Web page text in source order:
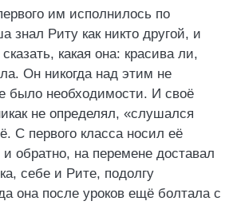
им исполнилось по
знал Риту как никто другой, и
какая она: красива ли,
Он никогда над этим не
было необходимости. И своё
не определял, «слушался
С первого класса носил её
обратно, на перемене доставал
себе и Рите, подолгу
она после уроков ещё болтала с